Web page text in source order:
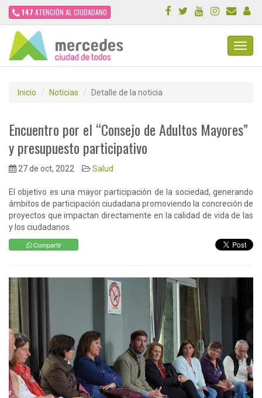
147 ATENCIÓN AL CIUDADANO
Inicio Noticias Detalle de la noticia
Encuentro por el “Consejo de Adultos Mayores”
y presupuesto participativo
27 de oct, 2022 Salud
El objetivo es una mayor participación de la sociedad, generando
ámbitos de participación ciudadana promoviendo la concreción de
proyectos que impactan directamente en la calidad de vida de las
y los ciudadanos.
Compartir